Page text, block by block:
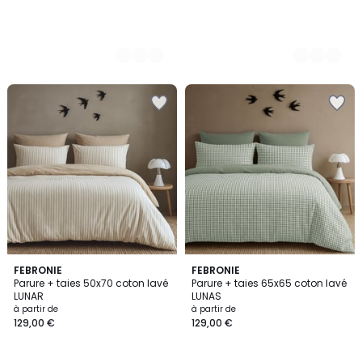
FEBRONIE
Parure + taies 50x70 coton lavé
LUNAR
à partir de
129,00 €
2
Couleurs
FEBRONIE
Parure + taies 65x65 coton lavé
LUNAS
à partir de
129,00 €
4
Couleurs